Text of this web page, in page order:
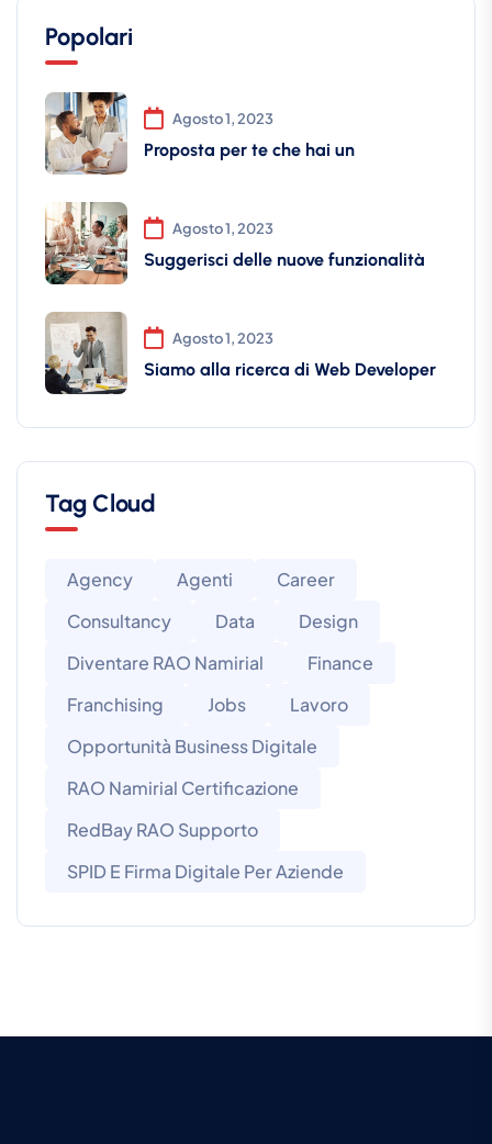
Popolari
Agosto 1, 2023
Proposta per te che hai un
Agosto 1, 2023
Suggerisci delle nuove funzionalità
Agosto 1, 2023
Siamo alla ricerca di Web Developer
Tag Cloud
Agency Agenti
Career
Consultancy
Data
Design
Diventare RAO Namirial
Finance
Franchising
Jobs
Lavoro
Opportunità Business Digitale
RAO Namirial Certificazione
RedBay RAO Supporto
SPID E Firma Digitale Per Aziende